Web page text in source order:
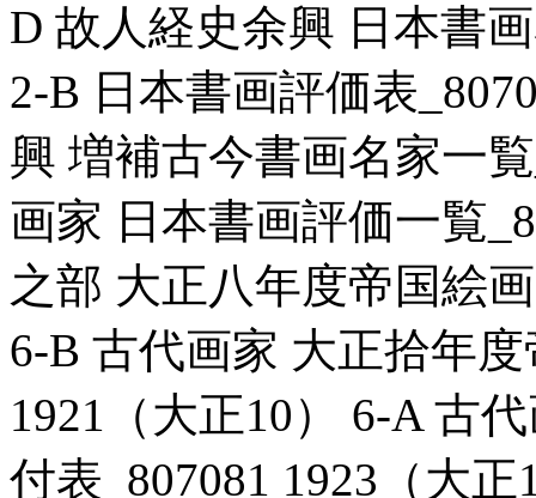
D 故人経史余興 日本書
2-B 日本書画評価表
興 増補古今書画名家一
画家 日本書画評価一覧
之部 大正八年度帝国絵
6-B 古代画家 大正拾年
1921（大正10） 6-A 古
付表_807081 1923（大